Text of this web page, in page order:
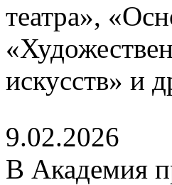
театра»,
искусств» и
9.02.2026
В Академия